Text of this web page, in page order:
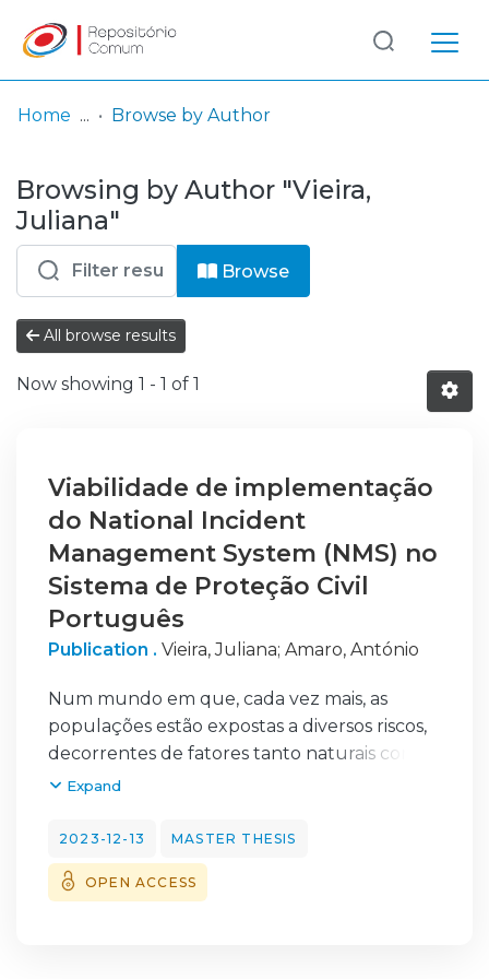
& Collections
Browse repository
Entities
Log
In
(current)
Home Browse by Author
Browsing by Author "Vieira,
Juliana"
Browse
All browse results
Now showing 1 - 1 of 1
Viabilidade de implementação
do National Incident
Management System (NMS) no
Sistema de Proteção Civil
Português
Publication . Vieira, Juliana; Amaro, António
Num mundo em que, cada vez mais, as
populações estão expostas a diversos riscos,
decorrentes de fatores tanto naturais como
antrópicos, torna-se imprescindível apostar
capacidade de dar resposta a potenciais
situações de
emergência, crises e catástrofes delas
Expand
2023-12-13 MASTER THESIS
OPEN ACCESS